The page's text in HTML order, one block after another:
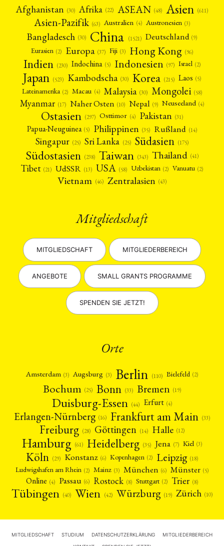
Afghanistan (30) Afrika (22) ASEAN (48) Asien (611)
Asien-Pazifik (63) Australien (4) Austronesien (3)
Bangladesch (30) China (1521) Deutschland (9)
Eurasien (2) Europa (37) Fiji (3) Hong Kong (96)
Indien (230) Indochina (5) Indonesien (97) Israel (2)
Japan (523) Kambodscha (30) Korea (215) Laos (5)
Lateinamerika (2) Macau (4) Malaysia (30) Mongolei (58)
Myanmar (17) Naher Osten (10) Nepal (9) Neuseeland (4)
Ostasien (297) Osttimor (4) Pakistan (31)
Papua-Neuguinea (5) Philippinen (35) Rußland (14)
Singapur (25) Sri Lanka (25) Südasien (175)
Südostasien (238) Taiwan (343) Thailand (41)
Tibet (21) UdSSR (13) USA (58) Uzbekistan (2) Vanuatu (2)
Vietnam (46) Zentralasien (43)
Mitgliedschaft
MITGLIEDSCHAFT MITGLIEDERBEREICH
ANGEBOTE SMALL GRANTS PROGRAMME
SPENDEN SIE JETZT!
Orte
Amsterdam (3) Augsburg (3) Berlin (110) Bielefeld (2)
Bochum (25) Bonn (33) Bremen (19)
Duisburg-Essen (44) Erfurt (4)
Erlangen-Nürnberg (16) Frankfurt am Main (33)
Freiburg (28) Göttingen (14) Halle (12)
Hamburg (61) Heidelberg (35) Jena (7) Kiel (3)
Köln (29) Konstanz (6) Kopenhagen (2) Leipzig (18)
Ludwigshafen am Rhein (2) Mainz (3) München (6) Münster (5)
Online (4) Passau (6) Rostock (8) Stuttgart (2) Trier (8)
Tübingen (40) Wien (42) Würzburg (19) Zürich (10)
MITGLIEDSCHAFT STUDIUM DATENSCHUTZERKLÄRUNG MITGLIEDERBEREICH